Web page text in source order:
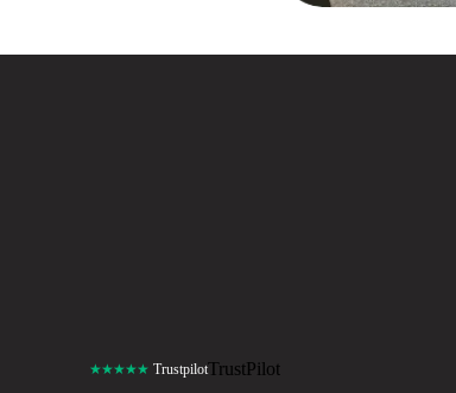
★★★★★ TrustpilotTrustPilot